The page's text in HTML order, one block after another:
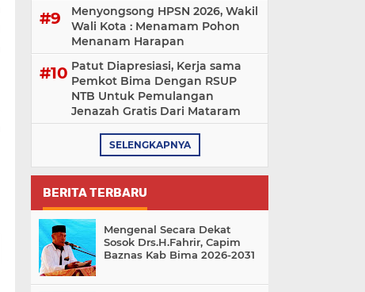
Menyongsong HPSN 2026, Wakil
Wali Kota : Menamam Pohon
Menanam Harapan
Patut Diapresiasi, Kerja sama
Pemkot Bima Dengan RSUP
NTB Untuk Pemulangan
Jenazah Gratis Dari Mataram
SELENGKAPNYA
BERITA TERBARU
Mengenal Secara Dekat
Sosok Drs.H.Fahrir, Capim
Baznas Kab Bima 2026-2031